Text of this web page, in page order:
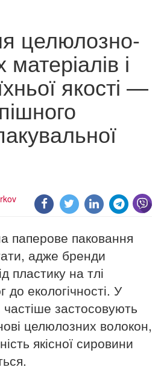
целюлозно-
і
якості —
паперове паковання
адже бренди
пластику на тлі
до екологічності. У
частіше застосовують
целюлозних волокон,
якісної сировини